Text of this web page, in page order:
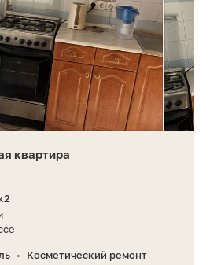
квартира
•
Косметический ремонт